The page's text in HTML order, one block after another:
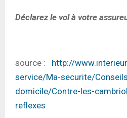
Déclarez le vol à votre
source : http://
service/Ma-securite/
domicile/Contre-les-
reflexes